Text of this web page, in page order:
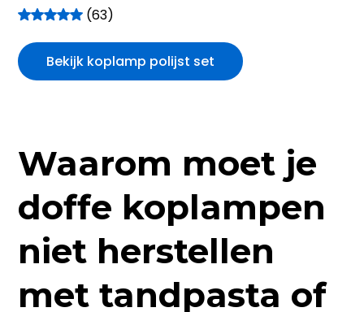
(63)
Bekijk koplamp polijst set
Waarom moet je
doffe koplampen
niet herstellen
met tandpasta of